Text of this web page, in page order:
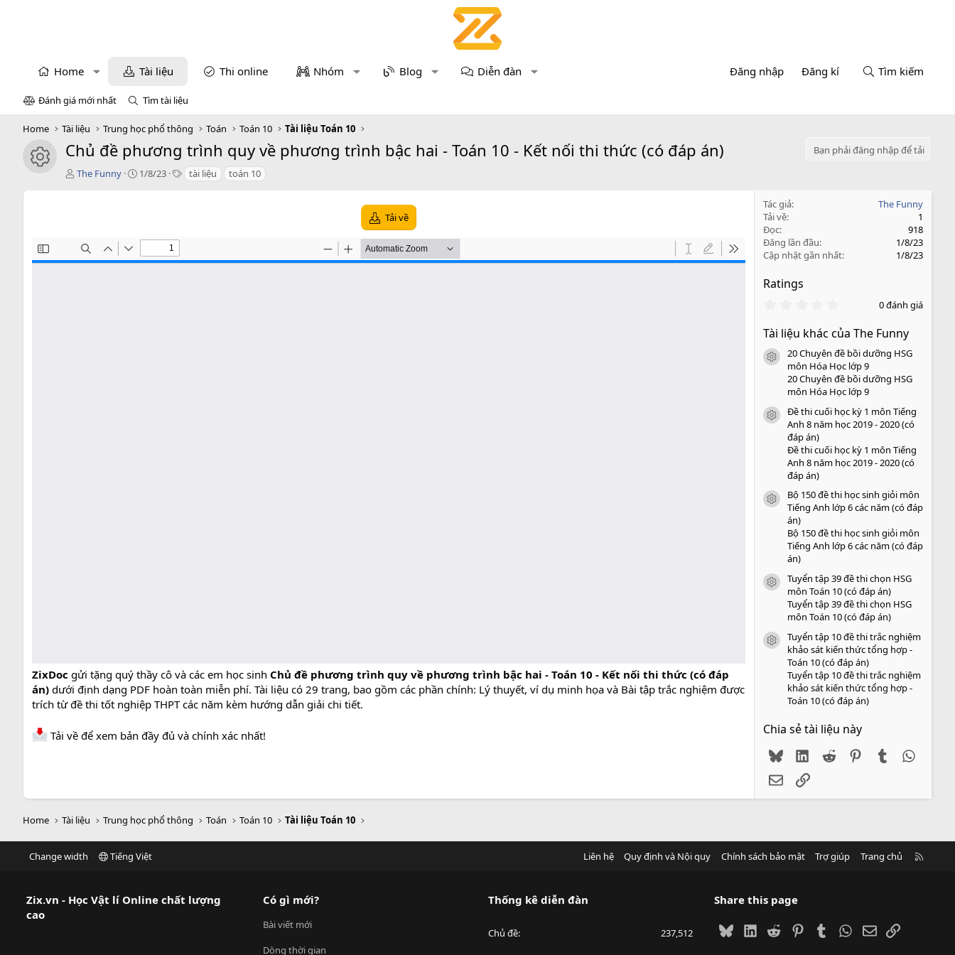
Home Tài liệu Thi online Nhóm Blog Diễn đàn Đăng nhập Đăng kí Tìm kiếm
Đánh giá mới nhất Tìm tài liệu
Home Tài liệu Trung học phổ thông Toán Toán 10 Tài liệu Toán 10
icon tài liệu
Chủ đề phương trình quy về phương trình bậc hai - Toán 10 - Kết nối thi thức (có đáp án)
Bạn phải đăng nhập để tải
T
The Funny
C
n
1/8/23
T tài liệu toán 10
Tải về
ZixDoc gửi tặng quý thầy cô và các em học sinh Chủ đề phương trình quy về phương trình bậc hai - Toán 10 - Kết nối thi thức (có đáp
án) dưới định dạng PDF hoàn toàn miễn phí. Tài liệu có 29 trang, bao gồm các phần chính: Lý thuyết, ví dụ minh họa và Bài tập trắc nghiệm được
trích từ đề thi tốt nghiệp THPT các năm kèm hướng dẫn giải chi tiết.
Tải về để xem bản đầy đủ và chính xác nhất!
Tác giả
The Funny
Tải về
1
Đọc
918
Đăng lần đầu
1/8/23
Cập nhật gần nhất
1/8/23
Ratings
0
0
s
a
o
0 đánh giá
Tài liệu khác của The Funny
icon tài liệu
20 Chuyên đề bồi dưỡng HSG
môn Hóa Học lớp 9
20 Chuyên đề bồi dưỡng HSG
môn Hóa Học lớp 9
icon tài liệu
Đề thi cuối học kỳ 1 môn Tiếng
Anh 8 năm học 2019 - 2020 (có
đáp án)
Đề thi cuối học kỳ 1 môn Tiếng
Anh 8 năm học 2019 - 2020 (có
đáp án)
icon tài liệu
Bộ 150 đề thi học sinh giỏi môn
Tiếng Anh lớp 6 các năm (có đáp
án)
Bộ 150 đề thi học sinh giỏi môn
Tiếng Anh lớp 6 các năm (có đáp
án)
icon tài liệu
Tuyển tập 39 đề thi chọn HSG
môn Toán 10 (có đáp án)
Tuyển tập 39 đề thi chọn HSG
môn Toán 10 (có đáp án)
icon tài liệu
Tuyển tập 10 đề thi trắc nghiệm
khảo sát kiến thức tổng hợp -
Toán 10 (có đáp án)
Tuyển tập 10 đề thi trắc nghiệm
khảo sát kiến thức tổng hợp -
Toán 10 (có đáp án)
Chia sẻ tài liệu này
BlueskyLinkedIn
Reddit PinterestTumblr
EmailLink
Home Tài liệu Trung học phổ thông Toán Toán 10 Tài liệu Toán 10
Change width Tiếng Việt Liên hệ Quy định và Nội quy Chính sách bảo mật Trợ giúp Trang chủ
Zix.vn - Học Vật lí Online chất lượng
cao
Có gì mới?
Bài viết mới
Dòng thời gian
Thống kê diễn đàn
Chủ đề 237,512
Share this page
BlueskyLinkedIn
Reddit PinterestTumblrWhatsApp
EmailLink